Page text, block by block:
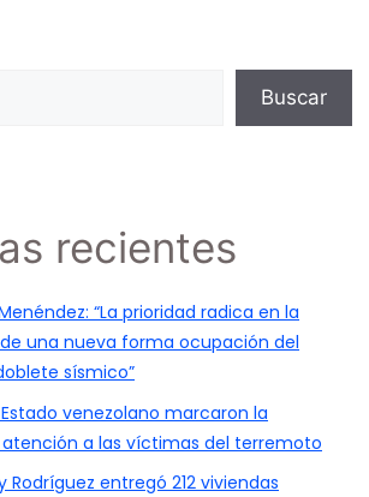
Buscar
recientes
“La prioridad radica en la
una nueva forma ocupación del
sísmico”
venezolano marcaron la
a las víctimas del terremoto
Rodríguez entregó 212 viviendas